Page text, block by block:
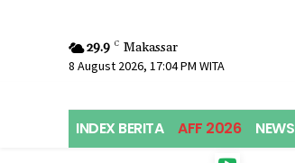
29.9 C Makassar
8 August 2026, 17:04 PM WITA
INDEX BERITA AFF 2026 NEWS